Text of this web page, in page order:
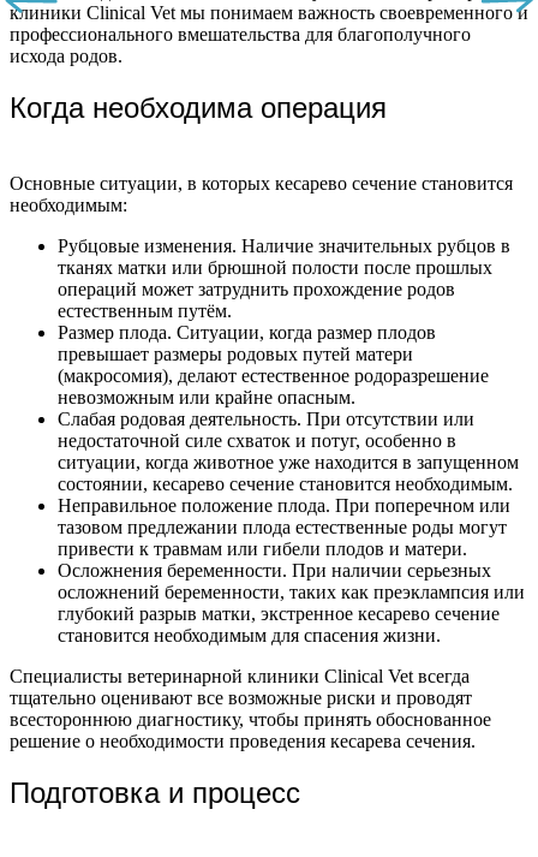
клиники Clinical Vet мы понимаем важность своевременного и
профессионального вмешательства для благополучного
исхода родов.
Когда необходима операция
Основные ситуации, в которых кесарево сечение становится
необходимым:
Рубцовые изменения. Наличие значительных рубцов в
тканях матки или брюшной полости после прошлых
операций может затруднить прохождение родов
естественным путём.
Размер плода. Ситуации, когда размер плодов
превышает размеры родовых путей матери
(макросомия), делают естественное родоразрешение
невозможным или крайне опасным.
Слабая родовая деятельность. При отсутствии или
недостаточной силе схваток и потуг, особенно в
ситуации, когда животное уже находится в запущенном
состоянии, кесарево сечение становится необходимым.
Неправильное положение плода. При поперечном или
тазовом предлежании плода естественные роды могут
привести к травмам или гибели плодов и матери.
Осложнения беременности. При наличии серьезных
осложнений беременности, таких как преэклампсия или
глубокий разрыв матки, экстренное кесарево сечение
становится необходимым для спасения жизни.
Специалисты ветеринарной клиники Clinical Vet всегда
тщательно оценивают все возможные риски и проводят
всестороннюю диагностику, чтобы принять обоснованное
решение о необходимости проведения кесарева сечения.
Подготовка и процесс